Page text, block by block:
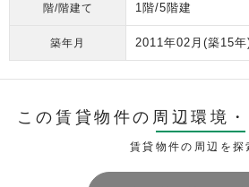
階/階建て 1階/5階建
築年月 2011年02月 (築15年
この賃貸物件の周辺環境・
賃貸物件の周辺を探